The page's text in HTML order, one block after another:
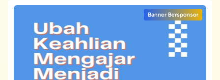
Banner Bersponsor